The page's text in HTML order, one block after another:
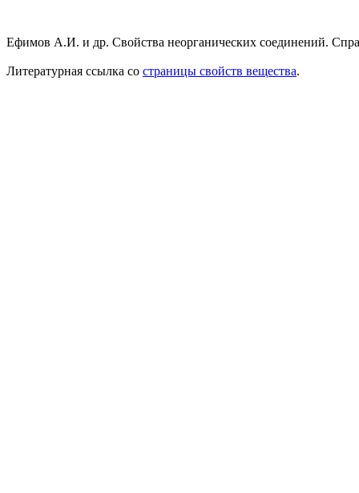
Ефимов А.И. и др. Свойства неорганических соединений.
Литературная ссылка со страницы свойств вещества.